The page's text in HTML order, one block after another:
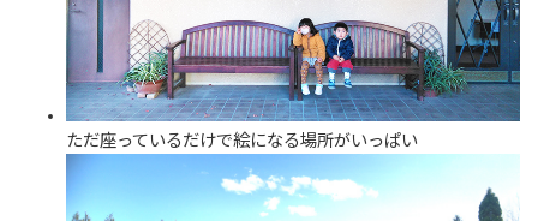
ただ座っているだけで絵になる場所がいっぱい